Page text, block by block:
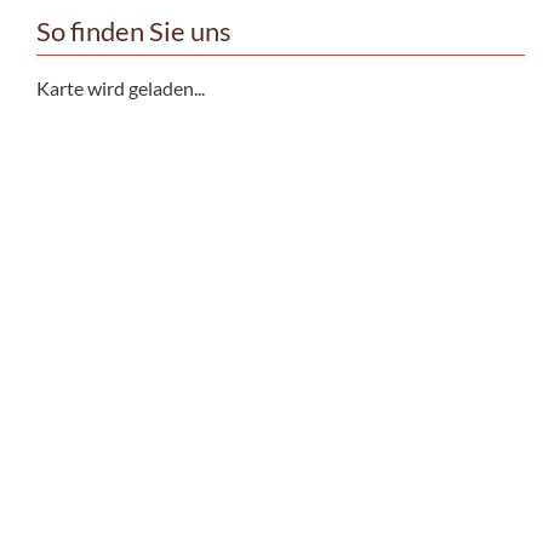
So finden Sie uns
Karte wird geladen...